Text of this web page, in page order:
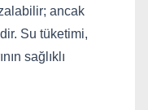
ancak
Su tüketimi,
sağlıklı